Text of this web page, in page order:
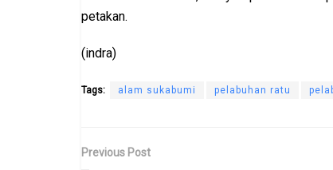
petakan.
(indra)
Tags: alam sukabumi pelabuhan ratu
Previous Post